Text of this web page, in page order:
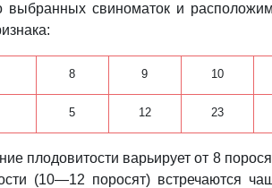
свиноматок и
8 9 10
5 12 23
плодовитости варьирует от 8
(10—12 поросят) встречаются